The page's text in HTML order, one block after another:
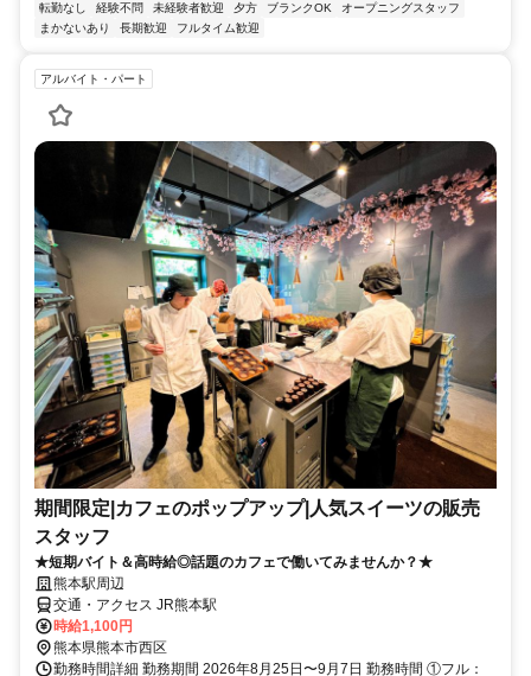
転勤なし
経験不問 未経験者歓迎 夕方 ブランクOK
オープニングスタッフ
まかないあり
長期歓迎 フルタイム歓迎
アルバイト・パート
期間限定|カフェのポップアップ|人気スイーツの販売
スタッフ
★短期バイト＆高時給◎話題のカフェで働いてみませんか？★
熊本駅周辺
交通・アクセス JR熊本駅
時給1,100円
熊本県熊本市西区
勤務時間詳細 勤務期間 2026年8月25日〜9月7日 勤務時間 ①フル：